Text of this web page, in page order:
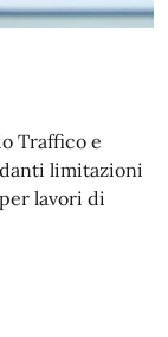
Traffico e
limitazioni
lavori di